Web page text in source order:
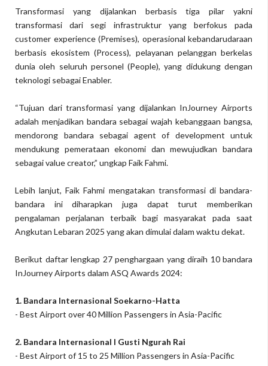
Transformasi yang dijalankan berbasis tiga pilar yakni
transformasi dari segi infrastruktur yang berfokus pada
customer experience (Premises), operasional kebandarudaraan
berbasis ekosistem (Process), pelayanan pelanggan berkelas
dunia oleh seluruh personel (People), yang didukung dengan
teknologi sebagai Enabler.
“Tujuan dari transformasi yang dijalankan InJourney Airports
adalah menjadikan bandara sebagai wajah kebanggaan bangsa,
mendorong bandara sebagai agent of development untuk
mendukung pemerataan ekonomi dan mewujudkan bandara
sebagai value creator,” ungkap Faik Fahmi.
Lebih lanjut, Faik Fahmi mengatakan transformasi di bandara-
bandara ini diharapkan juga dapat turut memberikan
pengalaman perjalanan terbaik bagi masyarakat pada saat
Angkutan Lebaran 2025 yang akan dimulai dalam waktu dekat.
Berikut daftar lengkap 27 penghargaan yang diraih 10 bandara
InJourney Airports dalam ASQ Awards 2024:
1. Bandara Internasional Soekarno-Hatta
- Best Airport over 40 Million Passengers in Asia-Pacific
2. Bandara Internasional I Gusti Ngurah Rai
- Best Airport of 15 to 25 Million Passengers in Asia-Pacific